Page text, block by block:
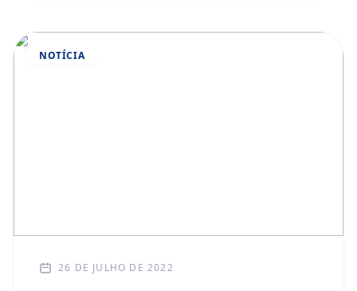
NOTÍCIA
26 DE JULHO DE 2022